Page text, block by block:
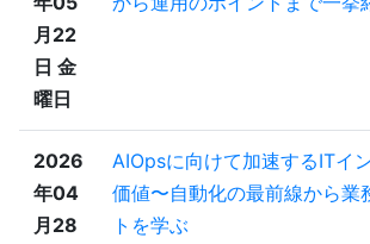
月22
日 金
曜日
2026
年04
月28
AIOpsに向けて加速するITイ
価値〜自動化の最前線から業
トを学ぶ